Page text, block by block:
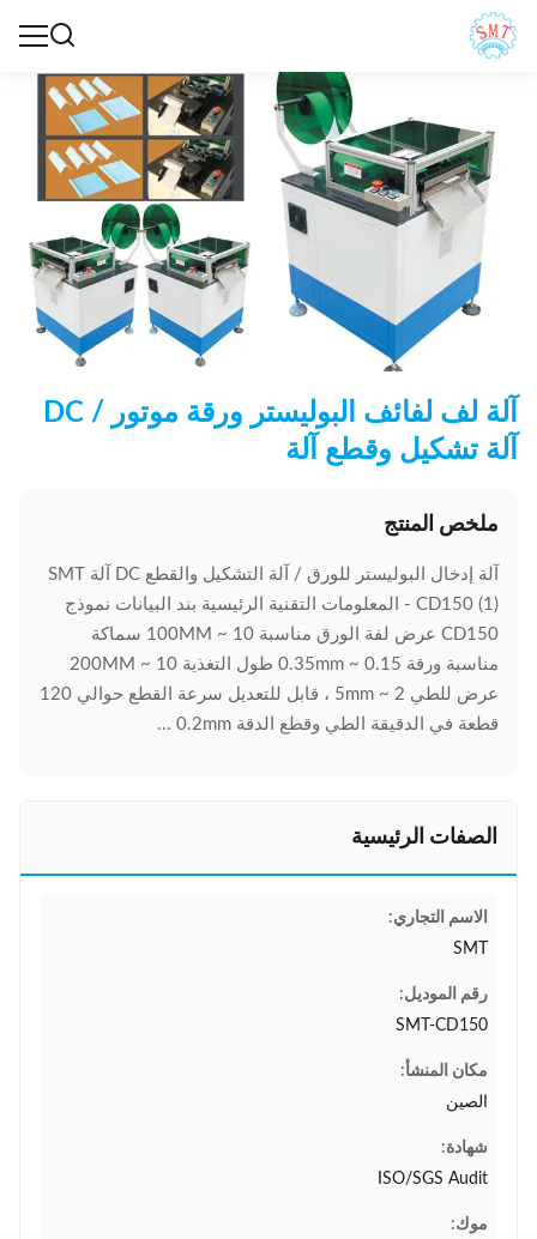
آلة لف لفائف البوليستر ورقة موتور / DC
آلة تشكيل وقطع آلة
ملخص المنتج
آلة إدخال البوليستر للورق / آلة التشكيل والقطع DC آلة SMT
- CD150 (1) المعلومات التقنية الرئيسية بند البيانات نموذج
CD150 عرض لفة الورق مناسبة 10 ~ 100MM سماكة
مناسبة ورقة 0.15 ~ 0.35mm طول التغذية 10 ~ 200MM
عرض للطي 2 ~ 5mm ، قابل للتعديل سرعة القطع حوالي 120
قطعة في الدقيقة الطي وقطع الدقة 0.2mm ...
الصفات الرئيسية
الاسم التجاري:
SMT
رقم الموديل:
SMT-CD150
مكان المنشأ:
الصين
شهادة:
ISO/SGS Audit
موك: